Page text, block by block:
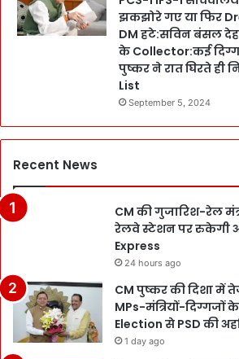
झकझोरे गए या फिर
DM हटे:सविन बंसल
के Collector:कई
पुष्कर ने रात घिरते ही
List
September 5, 2024
Recent News
CM की गुजारिश-रेल
रेलवे स्टेशन पर रुकेगी
Express
24 hours ago
CM पुष्कर की दिशा में
MPs-मंत्रियों-दिग्गजों
Election से PSD की
1 day ago